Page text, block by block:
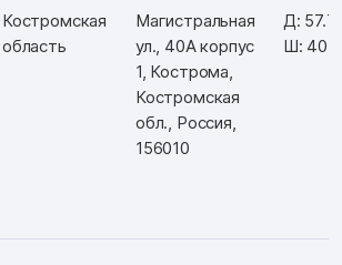
Костромская
область
Магистральная
ул., 40А корпус
1, Кострома,
Костромская
обл., Россия,
156010
Д:
Ш: